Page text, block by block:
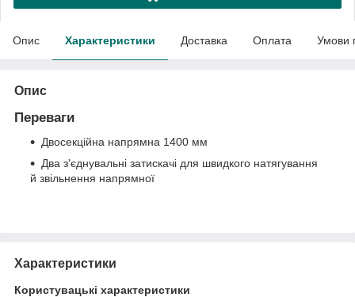
Опис Характеристики Доставка Оплата Умови
Опис
Переваги
Двосекційна напрямна 1400 мм
Два з'єднувальні затискачі для швидкого натягування
й звільнення напрямної
Характеристики
Користувацькі характеристики